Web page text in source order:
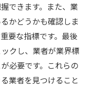
事前準備
得手順を詳しく解
の流れ
な手続き方法
の準備
できます。また、業
かどうかも確認しま
要な指標です。最後
クし、業者が業界標
必要です。これらの
業者を見つけること